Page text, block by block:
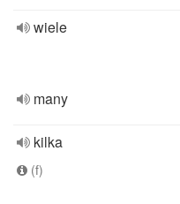
wiele
many
kilka
(f)